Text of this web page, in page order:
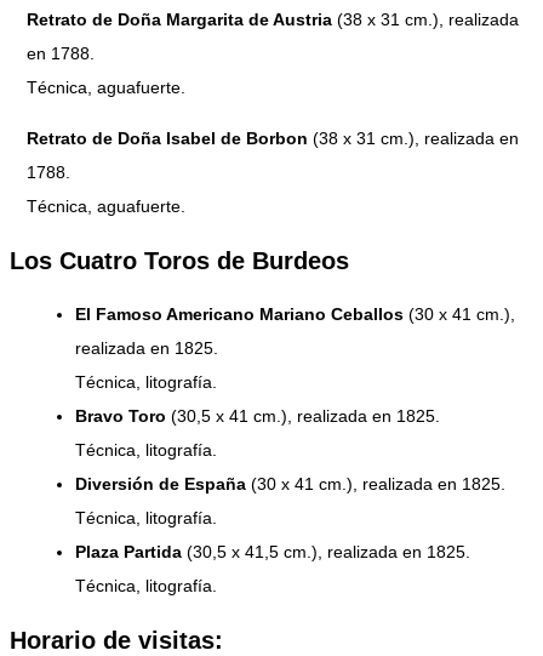
Retrato de Doña Margarita de Austria (38 x 31 cm.), realizada
en 1788.
Técnica, aguafuerte.
Retrato de Doña Isabel de Borbon (38 x 31 cm.), realizada en
1788.
Técnica, aguafuerte.
Los Cuatro Toros de Burdeos
El Famoso Americano Mariano Ceballos (30 x 41 cm.),
realizada en 1825.
Técnica, litografía.
Bravo Toro (30,5 x 41 cm.), realizada en 1825.
Técnica, litografía.
Diversión de España (30 x 41 cm.), realizada en 1825.
Técnica, litografía.
Plaza Partida (30,5 x 41,5 cm.), realizada en 1825.
Técnica, litografía.
Horario de visitas: